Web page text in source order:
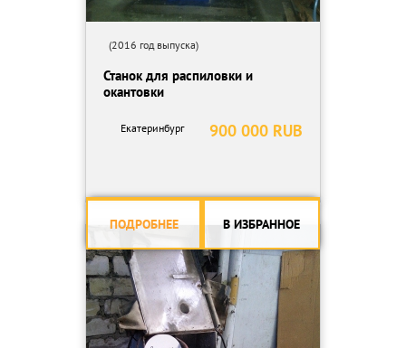
(2016 год выпуска)
Станок для распиловки и
окантовки
900 000 RUB
Екатеринбург
ПОДРОБНЕЕ В ИЗБРАННОЕ